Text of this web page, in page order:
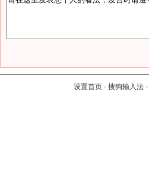
设置首页 - 搜狗输入法 -